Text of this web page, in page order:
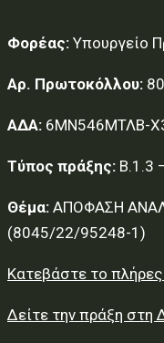
Φορέας: Υπουργείο
Αρ. Πρωτοκόλλου:
ΑΔΑ: 6ΜΝ546ΜΤΛΒ-
Τύπος πράξης: Β.1.3
Θέμα: ΑΠΟΦΑΣΗ
(8045/22/95248-1)
Κατεβάστε το
Δείτε την πράξη στη